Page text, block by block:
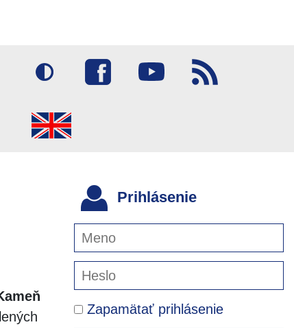
Prihlásenie
Zapamätať prihlásenie